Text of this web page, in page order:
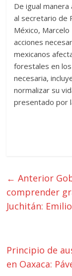
De igual
al secretario de
México,
acciones
mexicanos
forestales en
necesaria,
normalizar su
presentado por
← Anterior
comprender
Juchitán:
Principio de
en Oaxaca: